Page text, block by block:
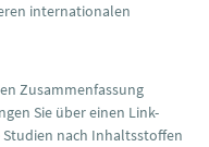
internationalen
Zusammenfassung
Sie über einen Link-
nach Inhaltsstoffen